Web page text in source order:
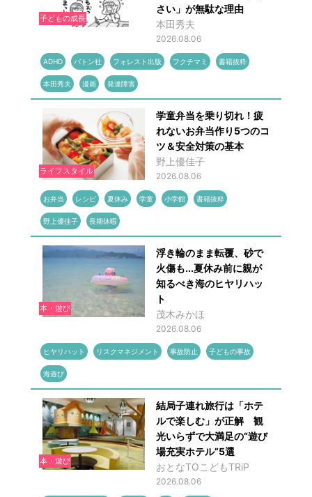
子どもの成長
さい」が無駄な理由
本田秀夫
2026.08.06
ADHD バトン社 フォレスト出版 フクチマミ 書籍抜粋
本田秀夫 漫画 発達障害
ライフスタイル
学童弁当を乗り切れ！疲
れないお弁当作り5つのコ
ツ＆安全対策の基本
野上優佳子
2026.08.06
お弁当 レシピ 夏休み 学童 小学館 書籍抜粋
野上優佳子 長期休暇
本・遊び
浮き輪のまま転覆、砂で
火傷も...夏休み前に親が
知るべき海のヒヤリハッ
ト
茂木みかほ
2026.08.06
ヒヤリハット リスクマネジメント 事故防止 子どもの事故
海遊び
本・遊び
結局子連れ旅行は「ホテ
ルで楽しむ」が正解 観
光いらずで大満足の“遊び
場充実ホテル”5選
おとなTOこどもTRiP
2026.08.06